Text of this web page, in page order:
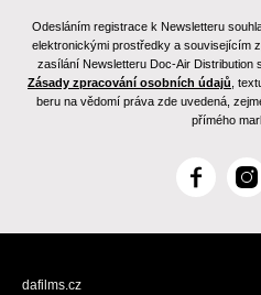
Odesláním registrace k Newsletteru
elektronickými prostředky a souvisejícím
zasílání Newsletteru Doc-Air Distribution
Zásady zpracování osobních údajů ,
beru na vědomí práva zde uvedená,
přímého
F
c
I
s
dafilms.cz